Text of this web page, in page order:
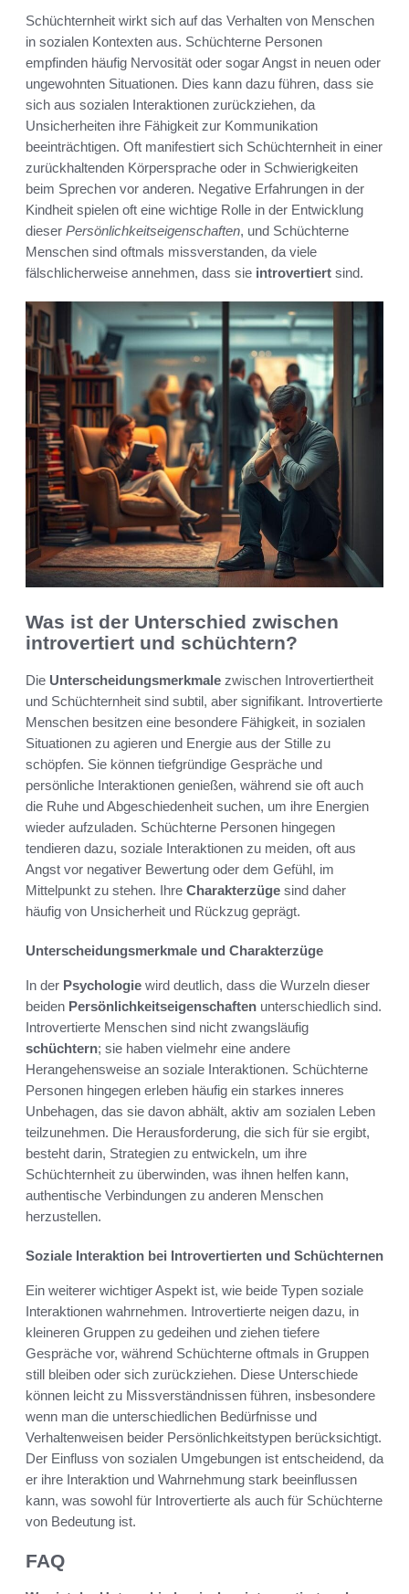
Schüchternheit wirkt sich auf das Verhalten von Menschen
in sozialen Kontexten aus. Schüchterne Personen
empfinden häufig Nervosität oder sogar Angst in neuen oder
ungewohnten Situationen. Dies kann dazu führen, dass sie
sich aus sozialen Interaktionen zurückziehen, da
Unsicherheiten ihre Fähigkeit zur Kommunikation
beeinträchtigen. Oft manifestiert sich Schüchternheit in einer
zurückhaltenden Körpersprache oder in Schwierigkeiten
beim Sprechen vor anderen. Negative Erfahrungen in der
Kindheit spielen oft eine wichtige Rolle in der Entwicklung
dieser Persönlichkeitseigenschaften, und Schüchterne
Menschen sind oftmals missverstanden, da viele
fälschlicherweise annehmen, dass sie introvertiert sind.
Was ist der Unterschied zwischen
introvertiert und schüchtern?
Die Unterscheidungsmerkmale zwischen Introvertiertheit
und Schüchternheit sind subtil, aber signifikant. Introvertierte
Menschen besitzen eine besondere Fähigkeit, in sozialen
Situationen zu agieren und Energie aus der Stille zu
schöpfen. Sie können tiefgründige Gespräche und
persönliche Interaktionen genießen, während sie oft auch
die Ruhe und Abgeschiedenheit suchen, um ihre Energien
wieder aufzuladen. Schüchterne Personen hingegen
tendieren dazu, soziale Interaktionen zu meiden, oft aus
Angst vor negativer Bewertung oder dem Gefühl, im
Mittelpunkt zu stehen. Ihre Charakterzüge sind daher
häufig von Unsicherheit und Rückzug geprägt.
Unterscheidungsmerkmale und Charakterzüge
In der Psychologie wird deutlich, dass die Wurzeln dieser
beiden Persönlichkeitseigenschaften unterschiedlich sind.
Introvertierte Menschen sind nicht zwangsläufig
schüchtern; sie haben vielmehr eine andere
Herangehensweise an soziale Interaktionen. Schüchterne
Personen hingegen erleben häufig ein starkes inneres
Unbehagen, das sie davon abhält, aktiv am sozialen Leben
teilzunehmen. Die Herausforderung, die sich für sie ergibt,
besteht darin, Strategien zu entwickeln, um ihre
Schüchternheit zu überwinden, was ihnen helfen kann,
authentische Verbindungen zu anderen Menschen
herzustellen.
Soziale Interaktion bei Introvertierten und Schüchternen
Ein weiterer wichtiger Aspekt ist, wie beide Typen soziale
Interaktionen wahrnehmen. Introvertierte neigen dazu, in
kleineren Gruppen zu gedeihen und ziehen tiefere
Gespräche vor, während Schüchterne oftmals in Gruppen
still bleiben oder sich zurückziehen. Diese Unterschiede
können leicht zu Missverständnissen führen, insbesondere
wenn man die unterschiedlichen Bedürfnisse und
Verhaltenweisen beider Persönlichkeitstypen berücksichtigt.
Der Einfluss von sozialen Umgebungen ist entscheidend, da
er ihre Interaktion und Wahrnehmung stark beeinflussen
kann, was sowohl für Introvertierte als auch für Schüchterne
von Bedeutung ist.
FAQ